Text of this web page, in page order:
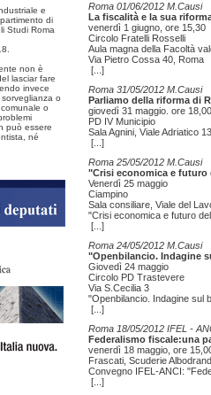
e
di
Studi Roma
non è
lasciar fare
invece
o
o
può essere
né
Roma 01/06/2012 M.Causi
La fiscalità e la sua
venerdì 1 giugno, ore 15,30
Circolo Fratelli Rosselli
Aula magna della Facoltà
Via Pietro Cossa 40, Roma
[...]
Roma 31/05/2012 M.Causi
Parliamo della riforma di
giovedì 31 maggio. ore 18,00
PD IV Municipio
Sala Agnini, Viale Adriatico
[...]
Roma 25/05/2012 M.Causi
"Crisi economica e
Venerdì 25 maggio
Ciampino
Sala consiliare, Viale del
"Crisi economica e futuro
[...]
Roma 24/05/2012 M.Causi
"Openbilancio. Indagine
Giovedì 24 maggio
Circolo PD Trastevere
Via S.Cecilia 3
"Openbilancio. Indagine sul
[...]
Roma 18/05/2012 IFEL -
Federalismo fiscale:una
venerdì 18 maggio, ore
Frascati, Scuderie
Convegno IFEL-ANCI:
[...]